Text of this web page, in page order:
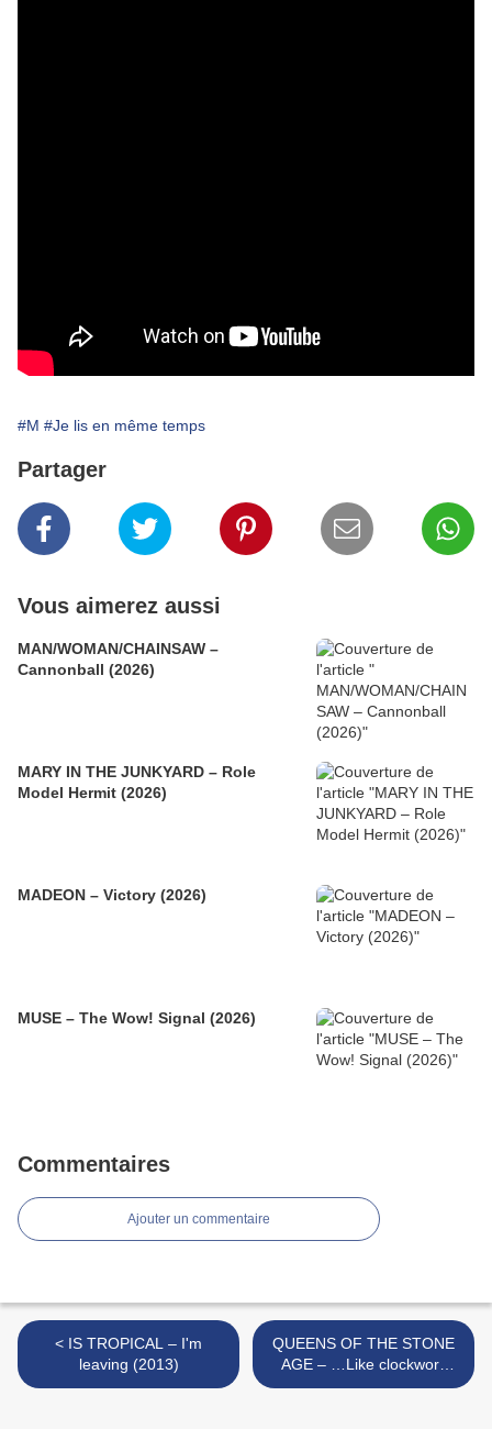
#M #Je lis en même temps
Partager
Vous aimerez aussi
MAN/WOMAN/CHAINSAW –
Cannonball (2026)
MARY IN THE JUNKYARD – Role
Model Hermit (2026)
MADEON – Victory (2026)
MUSE – The Wow! Signal (2026)
Commentaires
Ajouter un commentaire
< IS TROPICAL – I'm
leaving (2013)
QUEENS OF THE STONE
AGE – …Like clockwork
(2013) >